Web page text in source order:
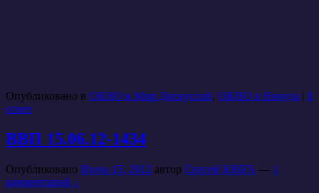
Опубликовано в ОКНО в Мир Дискуссий, ОКНО в Никуда | 1
ответ
ВВП 15.06.12-1434
Опубликовано Июнь 15, 2012 автор Сергей ЮНГА — 1
комментарий ↓